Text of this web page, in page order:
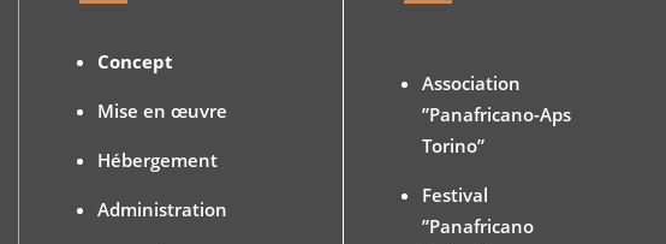
Concept
Mise en œuvre
Hébergement
Administration
Association
”Panafricano-Aps
Torino”
Festival
”Panafricano